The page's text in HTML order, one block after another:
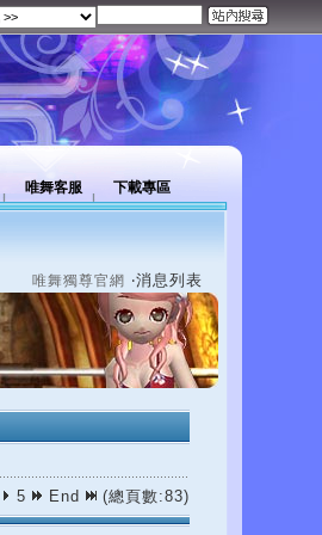
唯舞客服 下載專區
唯舞獨尊官網 ‧消息列表
5 End (總頁數:83)